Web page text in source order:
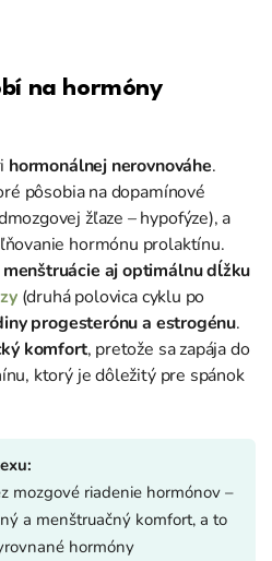
na hormóny
hormonálnej nerovnováhe.
pôsobia na dopamínové
žľaze – hypofýze), a
hormónu prolaktínu.
aj optimálnu dĺžku
(druhá polovica cyklu po
progesterónu a estrogénu.
komfort, pretože sa zapája do
ktorý je dôležitý pre spánok
mozgové riadenie hormónov –
a menštruačný komfort, a to
hormóny